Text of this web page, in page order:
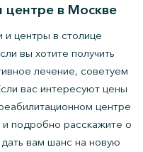
центре в Москве
и центры в столице
вы хотите получить
лечение, советуем
вас интересуют цены
центре
подробно расскажите о
вам шанс на новую